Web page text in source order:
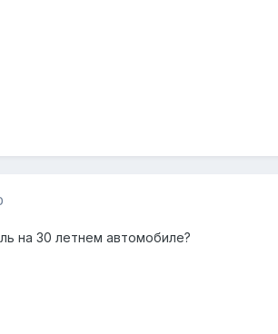
на 30 летнем автомобиле?